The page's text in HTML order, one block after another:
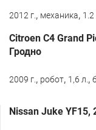
2012 г., механика, 1.2
Citroen C4 Grand
Гродно
2009 г., робот, 1,6 л.,
Nissan Juke YF15,